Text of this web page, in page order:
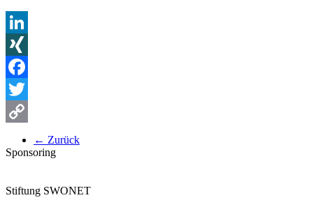
LinkedIn
XING
Facebook
Twitter
Link
← Zurück
Sponsoring
Stiftung SWONET